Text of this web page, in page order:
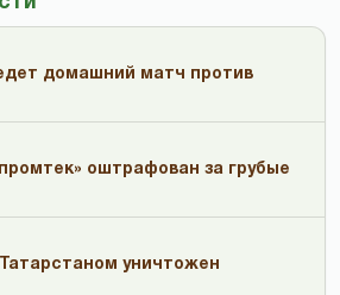
домашний матч против
оштрафован за грубые
уничтожен